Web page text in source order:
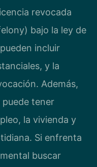
revocada
bajo la ley de
incluir
y la
Además,
tener
la vivienda y
Si enfrenta
buscar